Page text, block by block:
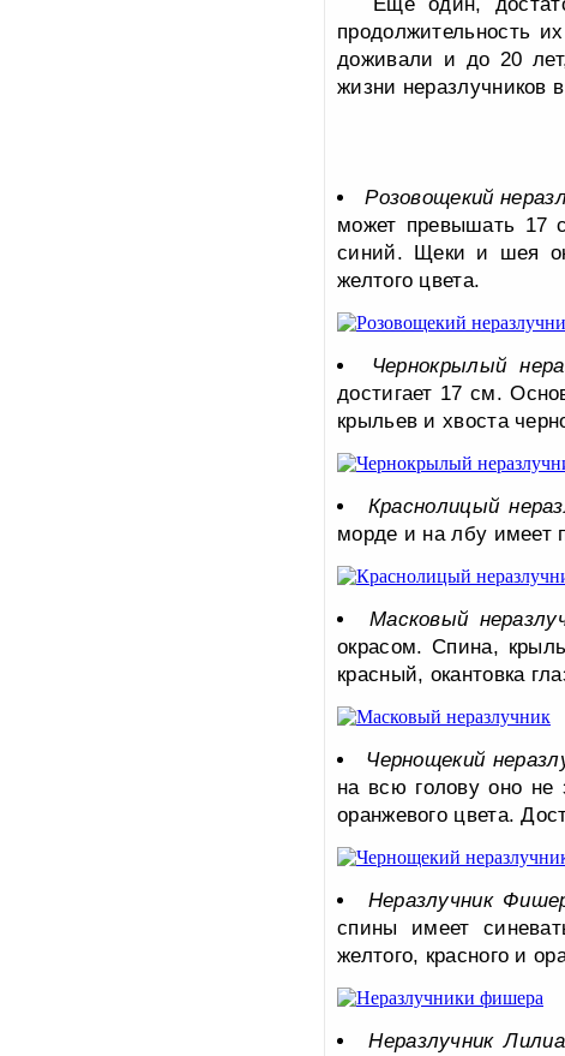
продолжительность
доживали и до 20
жизни неразлучников
Розовощекий
может превышать 17
синий. Щеки и шея
желтого цвета.
Чернокрылый
достигает 17 см.
крыльев и хвоста
Краснолицый
морде и на лбу имеет
Масковый
окрасом. Спина,
красный, окантовка
Чернощекий
на всю голову оно не
оранжевого цвета.
Неразлучник
спины имеет
желтого, красного и
Неразлучник